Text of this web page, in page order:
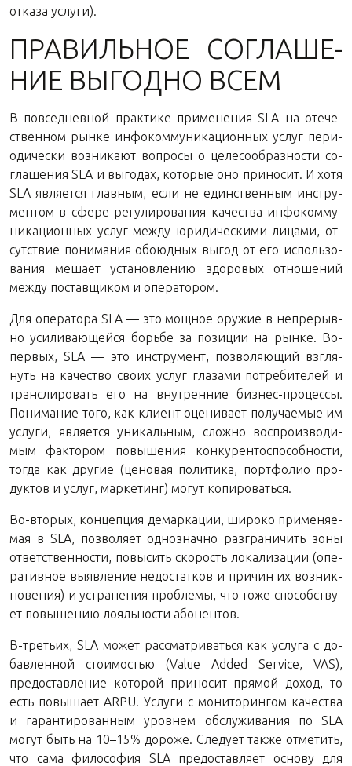
от­ка­за услуги).
ПРА­ВИЛЬ­НОЕ СО­ГЛА­ШЕ­
НИЕ ВЫ­ГОД­НО ВСЕМ
В по­все­днев­ной прак­ти­ке при­ме­не­ния SLA на оте­че­
ствен­ном рынке ин­фо­ком­му­ни­ка­ци­он­ных услуг пе­ри­
о­ди­че­ски воз­ни­ка­ют во­про­сы о це­ле­со­об­раз­но­сти со­
гла­ше­ния SLA и вы­го­дах, ко­то­рые оно при­но­сит. И хотя
SLA яв­ля­ет­ся глав­ным, если не един­ствен­ным ин­стру­
мен­том в сфере ре­гу­ли­ро­ва­ния ка­че­ства ин­фо­ком­му­
ни­ка­ци­он­ных услуг между юри­ди­че­ски­ми ли­ца­ми, от­
сут­ствие по­ни­ма­ния обо­юд­ных выгод от его ис­поль­зо­
ва­ния ме­ша­ет уста­нов­ле­нию здо­ро­вых от­но­ше­ний
между по­став­щи­ком и оператором.
Для опе­ра­то­ра SLA — это мощ­ное ору­жие в непре­рыв­
но уси­ли­ва­ю­щей­ся борь­бе за по­зи­ции на рынке. Во-
пер­вых, SLA — это ин­стру­мент, поз­во­ля­ю­щий взгля­
нуть на ка­че­ство своих услуг гла­за­ми по­тре­би­те­лей и
транс­ли­ро­вать его на внут­рен­ние биз­нес-про­цес­сы.
По­ни­ма­ние того, как кли­ент оце­ни­ва­ет по­лу­ча­е­мые им
услу­ги, яв­ля­ет­ся уни­каль­ным, слож­но вос­про­из­во­ди­
мым фак­то­ром по­вы­ше­ния кон­ку­рен­то­спо­соб­но­сти,
тогда как дру­гие (це­но­вая по­ли­ти­ка, порт­фо­лио про­
дук­тов и услуг, мар­ке­тинг) могут копироваться.
Во-вто­рых, кон­цеп­ция де­мар­ка­ции, ши­ро­ко при­ме­ня­е­
мая в SLA, поз­во­ля­ет од­но­знач­но раз­гра­ни­чить зоны
от­вет­ствен­но­сти, по­вы­сить ско­рость ло­ка­ли­за­ции (опе­
ра­тив­ное вы­яв­ле­ние недо­стат­ков и при­чин их воз­ник­
но­ве­ния) и устра­не­ния про­бле­мы, что тоже спо­соб­ству­
ет по­вы­ше­нию ло­яль­но­сти абонентов.
В-тре­тьих, SLA может рас­смат­ри­вать­ся как услу­га с до­
бав­лен­ной сто­и­мо­стью (Value Added Service, VAS),
предо­став­ле­ние ко­то­рой при­но­сит пря­мой доход, то
есть по­вы­ша­ет ARPU. Услу­ги с мо­ни­то­рин­гом ка­че­ства
и га­ран­ти­ро­ван­ным уров­нем об­слу­жи­ва­ния по SLA
могут быть на 10–15% до­ро­же. Сле­ду­ет также от­ме­тить,
что сама фи­ло­со­фия SLA предо­став­ля­ет ос­но­ву для